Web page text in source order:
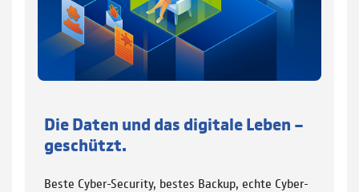
Die Daten und das digitale Leben –
geschützt.
Beste Cyber-Security, bestes Backup, echte Cyber-